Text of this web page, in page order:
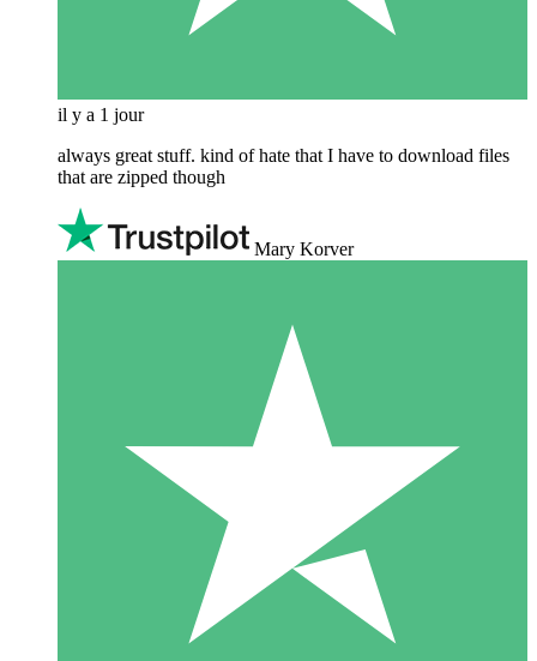
il y a 1 jour
always great stuff. kind of hate that I have to download files
that are zipped though
Mary Korver